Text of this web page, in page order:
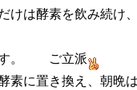
けは酵素を飲み続け
す。 ご立派
素に置き換え、朝晩